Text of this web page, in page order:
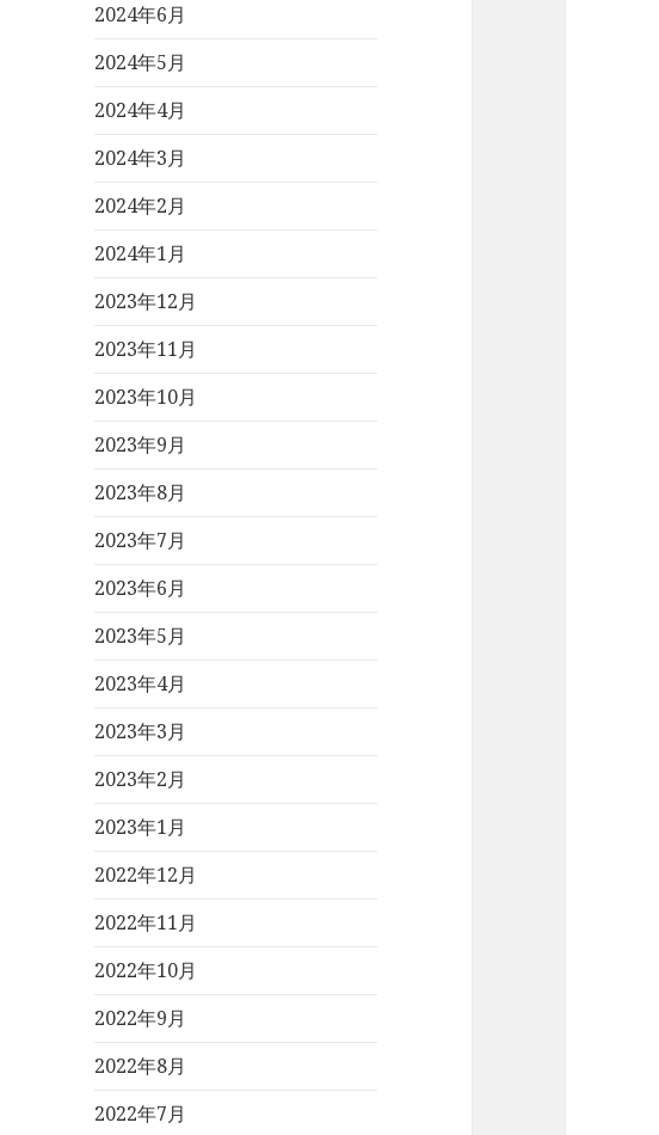
2024年6月
2024年5月
2024年4月
2024年3月
2024年2月
2024年1月
2023年12月
2023年11月
2023年10月
2023年9月
2023年8月
2023年7月
2023年6月
2023年5月
2023年4月
2023年3月
2023年2月
2023年1月
2022年12月
2022年11月
2022年10月
2022年9月
2022年8月
2022年7月